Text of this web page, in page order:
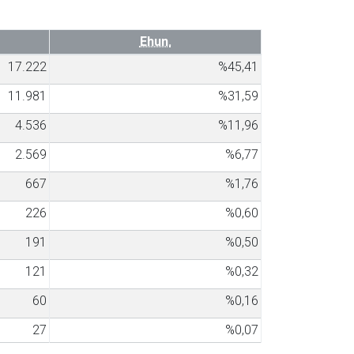
Ehun.
17.222
%45,41
11.981
%31,59
4.536
%11,96
2.569
%6,77
667
%1,76
226
%0,60
191
%0,50
121
%0,32
60
%0,16
27 %0,07